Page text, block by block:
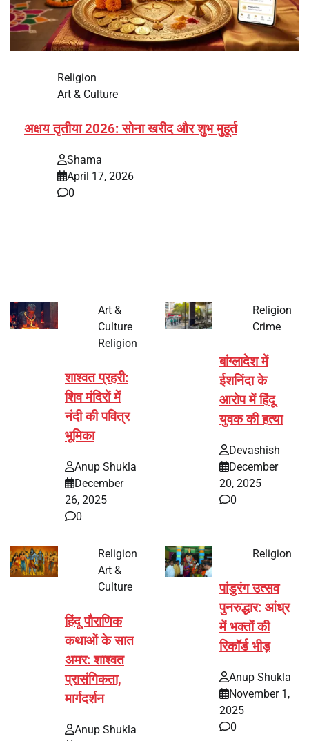
Religion
Art & Culture
अक्षय तृतीया 2026: सोना खरीद और शुभ मुहूर्त
Shama
April 17, 2026
0
Art &
Culture
Religion
शाश्वत प्रहरी:
शिव मंदिरों में
नंदी की पवित्र
भूमिका
Anup Shukla
December
26, 2025
0
Religion
Crime
बांग्लादेश में
ईशनिंदा के
आरोप में हिंदू
युवक की हत्या
Devashish
December
20, 2025
0
Religion
Art &
Culture
हिंदू पौराणिक
कथाओं के सात
अमर: शाश्वत
प्रासंगिकता,
मार्गदर्शन
Anup Shukla
Religion
पांडुरंग उत्सव
पुनरुद्धार: आंध्र
में भक्तों की
रिकॉर्ड भीड़
Anup Shukla
November 1,
2025
0